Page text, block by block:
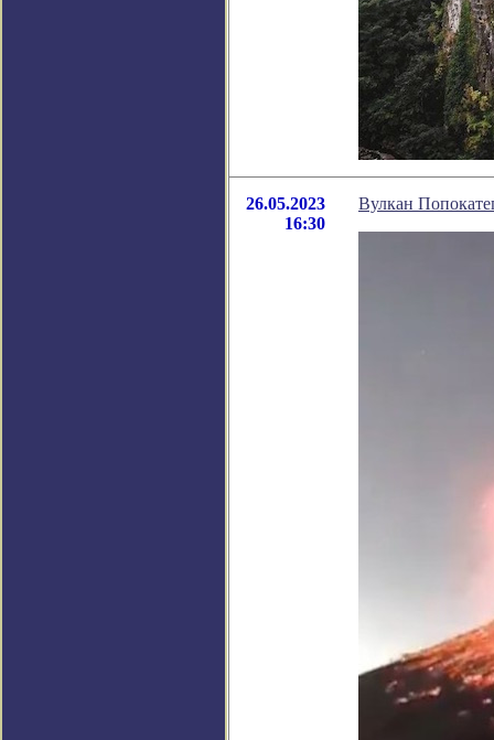
26.05.2023
16:30
Вулкан